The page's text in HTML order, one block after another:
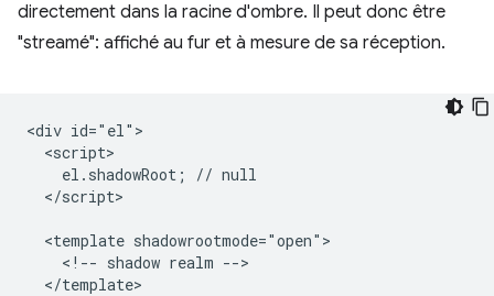
directement dans la racine d'ombre. Il peut donc être
"streamé": affiché au fur et à mesure de sa réception.
<div id="el">
  <script>
    el.shadowRoot; // null
  </script>
  <template shadowrootmode="open">
    <!-- shadow realm -->
  </template>